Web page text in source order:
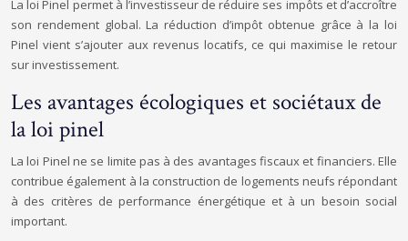
La loi Pinel permet à l’investisseur de réduire ses impôts et d’accroître
son rendement global. La réduction d’impôt obtenue grâce à la loi
Pinel vient s’ajouter aux revenus locatifs, ce qui maximise le retour
sur investissement.
Les avantages écologiques et sociétaux de
la loi pinel
La loi Pinel ne se limite pas à des avantages fiscaux et financiers. Elle
contribue également à la construction de logements neufs répondant
à des critères de performance énergétique et à un besoin social
important.